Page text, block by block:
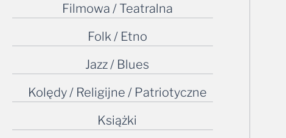
Filmowa / Teatralna
Folk / Etno
Jazz / Blues
Kolędy / Religijne / Patriotyczne
Książki